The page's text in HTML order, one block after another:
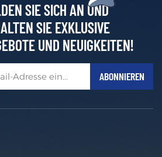
SIE SICH AN UND
SIE EXKLUSIVE
UND NEUIGKEITEN!